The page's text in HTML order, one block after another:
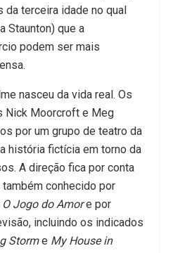
da terceira idade no qual
Staunton) que a
podem ser mais
nasceu da vida real. Os
Nick Moorcroft e Meg
por um grupo de teatro da
história fictícia em torno da
A direção fica por conta
também conhecido por
Jogo do Amore por
incluindo os indicados
Storme My House in